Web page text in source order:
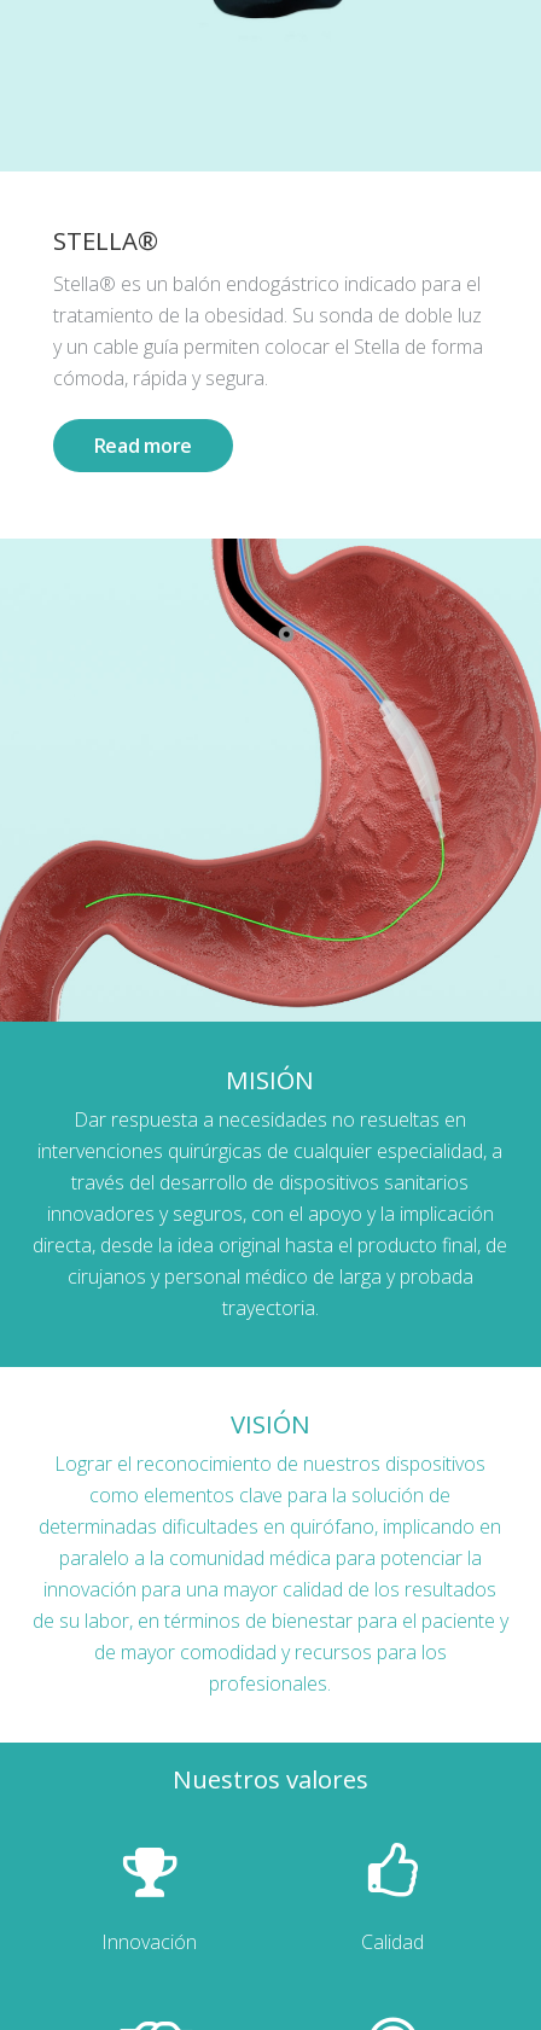
STELLA®
Stella® es un balón endogástrico indicado para el
tratamiento de la obesidad. Su sonda de doble luz
y un cable guía permiten colocar el Stella de forma
cómoda, rápida y segura.
Read more
MISIÓN
Dar respuesta a necesidades no resueltas en
intervenciones quirúrgicas de cualquier especialidad, a
través del desarrollo de dispositivos sanitarios
innovadores y seguros, con el apoyo y la implicación
directa, desde la idea original hasta el producto final, de
cirujanos y personal médico de larga y probada
trayectoria.
VISIÓN
Lograr el reconocimiento de nuestros dispositivos
como elementos clave para la solución de
determinadas dificultades en quirófano, implicando en
paralelo a la comunidad médica para potenciar la
innovación para una mayor calidad de los resultados
de su labor, en términos de bienestar para el paciente y
de mayor comodidad y recursos para los
profesionales.
Nuestros valores
Innovación Calidad